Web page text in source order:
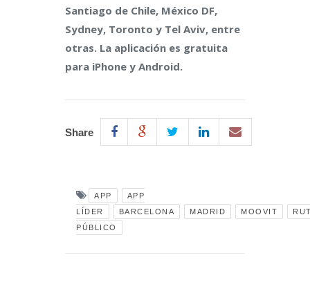
Santiago de Chile, México DF,
Sydney, Toronto y Tel Aviv, entre
otras. La aplicación es gratuita
para iPhone y Android.
Share
APP
APP
LÍDER
BARCELONA MADRID MOOVIT
PÚBLICO